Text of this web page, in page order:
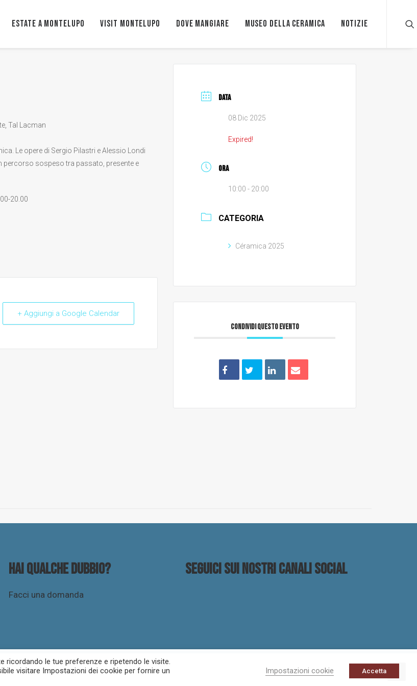
ESTATE A MONTELUPO VISIT MONTELUPO Dove mangiare Museo della ceramica Notizie
Tal Lacman
Le opere di Sergio Pilastri e Alessio Londi
percorso sospeso tra passato, presente e
20.00
+ Aggiungi a Google Calendar
DATA
08 Dic 2025
Expired!
ORA
10:00 - 20:00
CATEGORIA
Céramica 2025
CONDIVIDI QUESTO EVENTO
Hai qualche dubbio?
Facci una domanda
Seguici sui nostri canali social
le tue preferenze e ripetendo le visite.
visitare Impostazioni dei cookie per fornire un
Impostazioni cookie Accetta